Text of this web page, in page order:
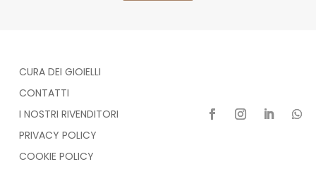
CURA DEI GIOIELLI
CONTATTI
I NOSTRI RIVENDITORI
PRIVACY POLICY
COOKIE POLICY